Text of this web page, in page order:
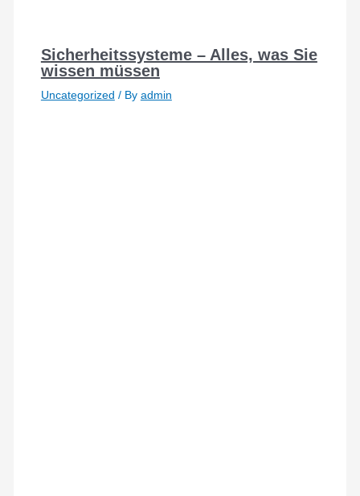
Sicherheitssysteme – Alles, was Sie
wissen müssen
Uncategorized / By admin